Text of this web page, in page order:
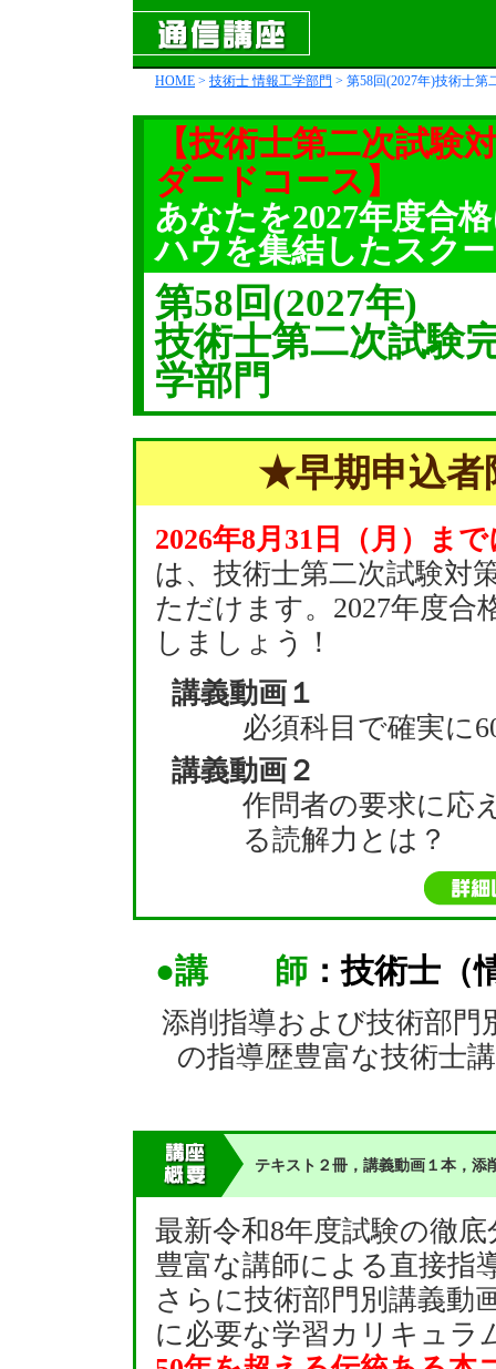
HOME > 技術士 情報工学部門 > 第58回(2027年)技術士
【技術士第二次試験
ダードコース】
あなたを2027年度合
ハウを集結したスク
第58回(2027年)
技術士第二次試験
学部門
★早期申込者
2026年8月31日（月）ま
は、技術士第二次試験対
ただけます。2027年度合
しましょう！
講義動画１
必須科目で確実に
講義動画２
作問者の要求に応
る読解力とは？
●講 師 ：技術士（
添削指導および技術部門
の指導歴豊富な技術士
テキスト２冊，講義動画１本，添
最新令和8年度試験の徹
豊富な講師による直接指
さらに技術部門別講義動
に必要な学習カリキュラ